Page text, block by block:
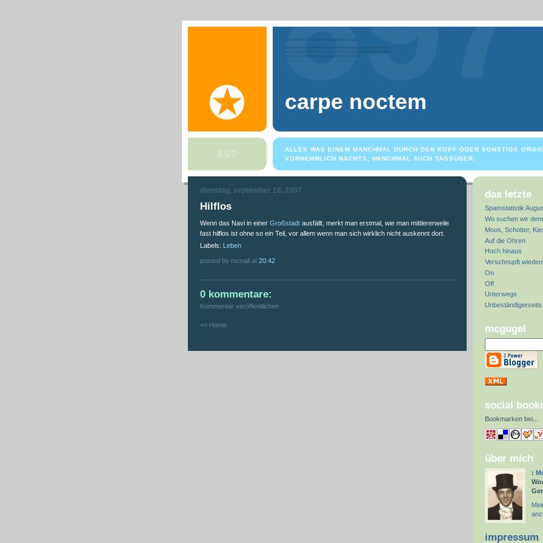
carpe noctem
ALLES WAS EINEM MANCHMAL DURCH DEN KOPF ODER SONSTIGE
VORNEHMLICH NACHTS, MANCHMAL AUCH TAGSÜBER.
dienstag, september 18, 2007
Hilflos
Wenn das Navi in einer Großstadt ausfällt, merkt man erstmal, wie man mittlererweile
fast hilflos ist ohne so ein Teil, vor allem wenn man sich wirklich nicht auskennt dort.
Labels: Leben
posted by mcnail at 20:42
0 kommentare:
Kommentar veröffentlichen
<< Home
das letzte
Spamstatistik
Wo suchen wir
Moos, Schotter,
Auf die Ohren
Hoch hinaus
Verschnupft
On
Off
Unterwegs
Unbeständigerseits
mcgugel
social
Bookmarken bei
über mich
:
impressum